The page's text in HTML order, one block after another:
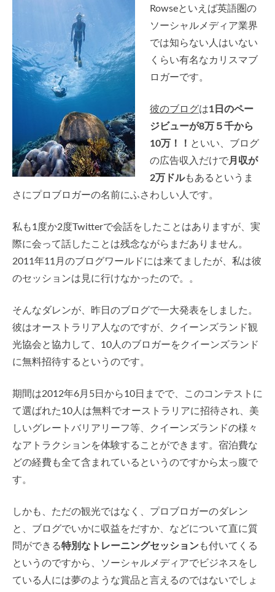
Rowseといえば英語圏の
ソーシャルメディア業界
では知らない人はいない
くらい有名なカリスマブ
ロガーです。
彼のブログは1日のペー
ジビューが8万５千から
10万！！ といい、ブログ
の広告収入だけで月収が
2万ドルもあるというま
さにプロブロガーの名前にふさわしい人です。
私も1度か2度Twitterで会話をしたことはありますが、実
際に会って話したことは残念ながらまだありません。
2011年11月のブログワールドには来てましたが、私は彼
のセッションは見に行けなかったので。。
そんなダレンが、昨日のブログで一大発表をしました。
彼はオーストラリア人なのですが、クイーンズランド観
光協会と協力して、10人のブロガーをクイーンズランド
に無料招待するというのです。
期間は2012年6月5日から10日までで、このコンテストに
て選ばれた10人は無料でオーストラリアに招待され、美
しいグレートバリアリーフ等、クイーンズランドの様々
なアトラクションを体験することができます。宿泊費な
どの経費も全て含まれているというのですから太っ腹で
す。
しかも、ただの観光ではなく、プロブロガーのダレン
と、ブログでいかに収益をだすか、などについて直に質
問ができる特別なトレーニングセッションも付いてくる
というのですから、ソーシャルメディアでビジネスをし
ている人には夢のような賞品と言えるのではないでしょ